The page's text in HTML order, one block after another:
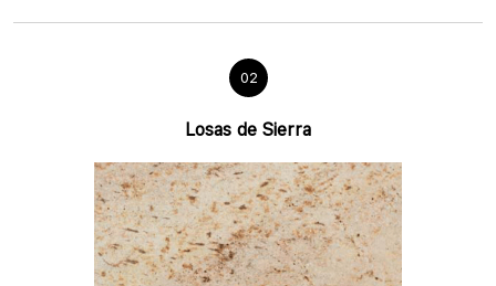
02
Losas de Sierra